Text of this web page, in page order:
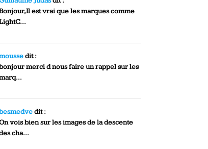
est vrai que les marques comme
dit :
merci d nous faire un rappel sur les
dit :
vois bien sur les images de la descente
cha...